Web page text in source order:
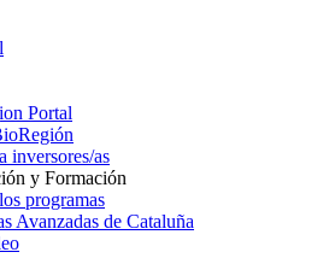
Portal
inversores/as
y Formación
programas
Avanzadas de Cataluña